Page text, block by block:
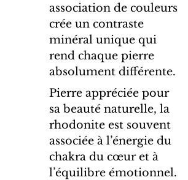
association de couleurs
crée un contraste
minéral unique qui
rend chaque pierre
absolument différente.
Pierre appréciée pour
sa beauté naturelle, la
rhodonite est souvent
associée à l’énergie du
chakra du cœur et à
l’équilibre émotionnel.